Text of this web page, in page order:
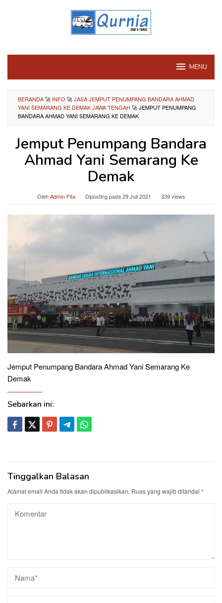
MENU
BERANDA🚀 INFO 🚀JASA JEMPUT PENUMPANG BANDARA AHMAD
YANI SEMARANG KE DEMAK JAWA TENGAH 🚀JEMPUT PENUMPANG
BANDARA AHMAD YANI SEMARANG KE DEMAK
Jemput Penumpang Bandara
Ahmad Yani Semarang Ke
Demak
OlehAdmin Fita Diposting pada29 Juli 2021 339 views
Jemput Penumpang Bandara Ahmad Yani Semarang Ke
Demak
Sebarkan ini:
Tinggalkan Balasan
Alamat email Anda tidak akan dipublikasikan. Ruas yang wajib ditandai *